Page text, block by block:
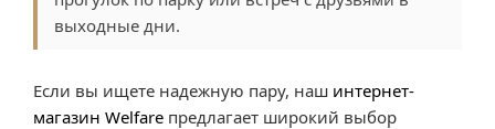
выходные дни.
Если вы ищете надежную пару, наш интернет-
магазин Welfare предлагает широкий выбор